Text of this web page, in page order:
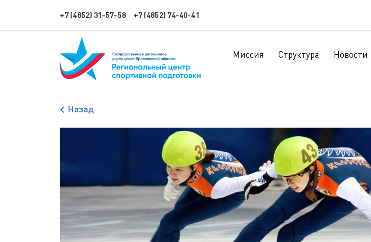
+7 (4852) 31-57-58 | +7 (4852) 74-40-41
Миссия Структура Новости
Назад